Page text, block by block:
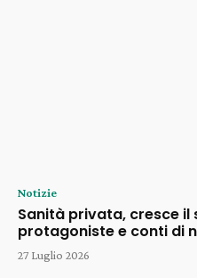
Notizie
Sanità privata, cresce il
protagoniste e conti di
27 Luglio 2026